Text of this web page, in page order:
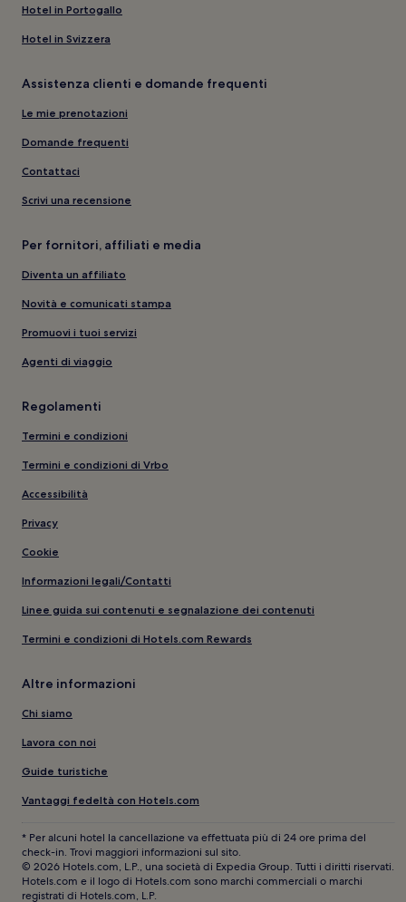
Hotel in Portogallo
Hotel in Svizzera
Assistenza clienti e domande frequenti
Le mie prenotazioni
Domande frequenti
Contattaci
Scrivi una recensione
Per fornitori, affiliati e media
Diventa un affiliato
Novità e comunicati stampa
Promuovi i tuoi servizi
Agenti di viaggio
Regolamenti
Termini e condizioni
Termini e condizioni di Vrbo
Accessibilità
Privacy
Cookie
Informazioni legali/Contatti
Linee guida sui contenuti e segnalazione dei contenuti
Termini e condizioni di Hotels.com Rewards
Altre informazioni
Chi siamo
Lavora con noi
Guide turistiche
Vantaggi fedeltà con Hotels.com
* Per alcuni hotel la cancellazione va effettuata più di 24 ore prima del
check-in. Trovi maggiori informazioni sul sito.
© 2026 Hotels.com, L.P., una società di Expedia Group. Tutti i diritti riservati.
Hotels.com e il logo di Hotels.com sono marchi commerciali o marchi
registrati di Hotels.com, L.P.